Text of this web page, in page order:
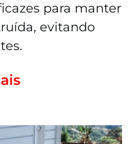
para manter
evitando